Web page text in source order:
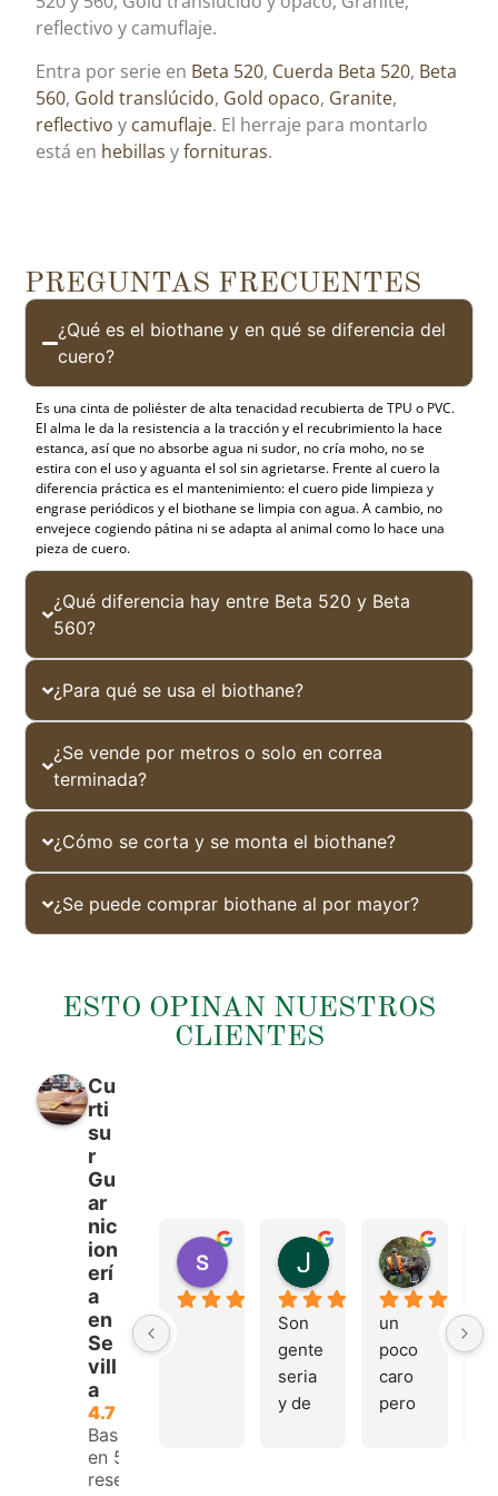
reflectivo y camuflaje.
Entra por serie en Beta 520, Cuerda Beta 520, Beta
560, Gold translúcido, Gold opaco, Granite,
reflectivo y camuflaje. El herraje para montarlo
está en hebillas yfornituras.
PREGUNTAS FRECUENTES
¿Qué es el biothane y en qué se diferencia del
cuero?
Es una cinta de poliéster de alta tenacidad recubierta de TPU o PVC.
El alma le da la resistencia a la tracción y el recubrimiento la hace
estanca, así que no absorbe agua ni sudor, no cría moho, no se
estira con el uso y aguanta el sol sin agrietarse. Frente al cuero la
diferencia práctica es el mantenimiento: el cuero pide limpieza y
engrase periódicos y el biothane se limpia con agua. A cambio, no
envejece cogiendo pátina ni se adapta al animal como lo hace una
pieza de cuero.
¿Qué diferencia hay entre Beta 520 y Beta
560?
¿Para qué se usa el biothane?
¿Se vende por metros o solo en correa
terminada?
¿Cómo se corta y se monta el biothane?
¿Se puede comprar biothane al por mayor?
ESTO OPINAN NUESTROS
CLIENTES
Cu
rti
su
r
Gu
ar
nic
ion
erí
a
en
Se
vill
a
4.7
Basado
en 53
reseñas.
sergio castillo
hace 4 meses
Juan Francisco
hace 4 meses
Son
gente
seria
y de
Tonio
un
poco
caro
pero